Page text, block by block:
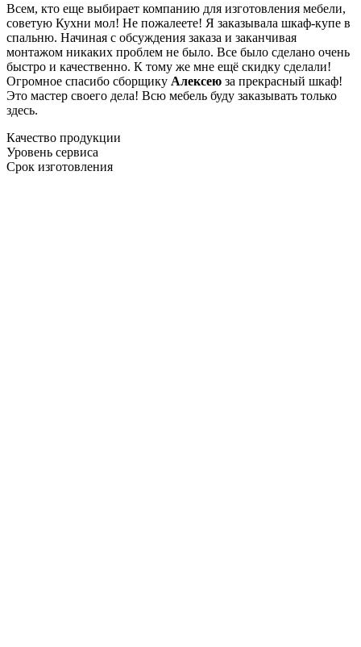
Всем, кто еще выбирает компанию для изготовления мебели,
советую Кухни мол! Не пожалеете! Я заказывала шкаф-купе в
спальню. Начиная с обсуждения заказа и заканчивая
монтажом никаких проблем не было. Все было сделано очень
быстро и качественно. К тому же мне ещё скидку сделали!
Огромное спасибо сборщику Алексею за прекрасный шкаф!
Это мастер своего дела! Всю мебель буду заказывать только
здесь.
Качество продукции
Уровень сервиса
Срок изготовления